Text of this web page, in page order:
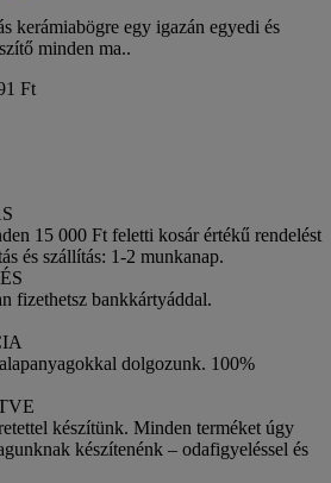
kerámiabögre egy igazán egyedi és
minden ma..
Ft
15 000 Ft feletti kosár értékű rendelést
és szállítás: 1-2 munkanap.
fizethetsz bankkártyáddal.
dolgozunk. 100%
készítünk. Minden terméket úgy
készítenénk – odafigyeléssel és